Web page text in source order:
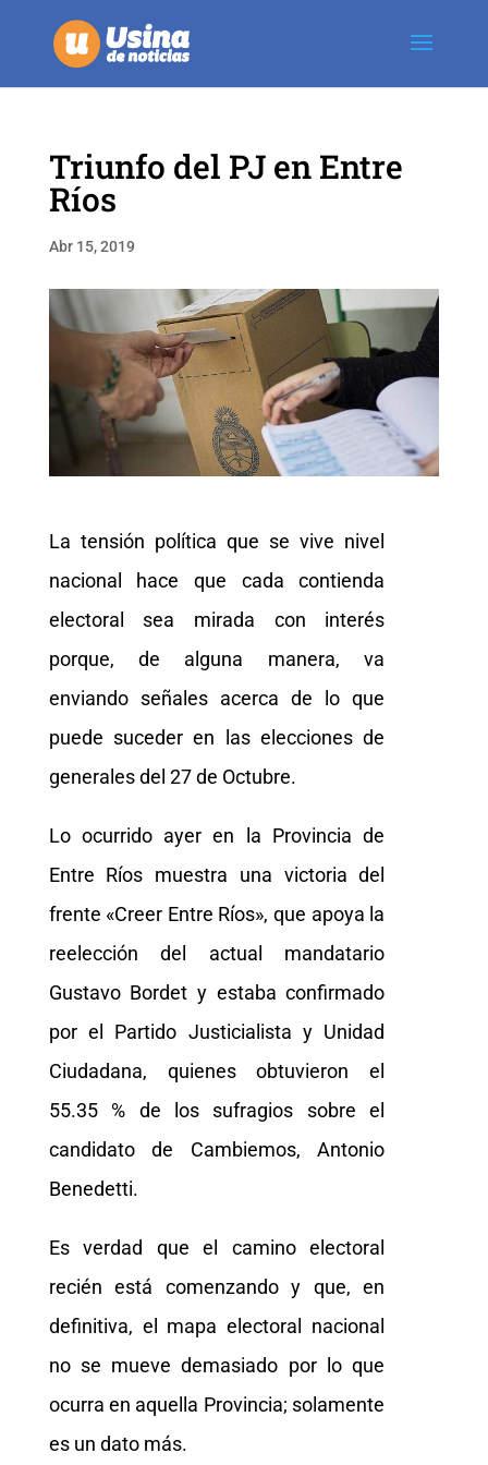
Triunfo del PJ en Entre
Ríos
Abr 15, 2019
La tensión política que se vive nivel
nacional hace que cada contienda
electoral sea mirada con interés
porque, de alguna manera, va
enviando señales acerca de lo que
puede suceder en las elecciones de
generales del 27 de Octubre.
Lo ocurrido ayer en la Provincia de
Entre Ríos muestra una victoria del
frente «Creer Entre Ríos», que apoya la
reelección del actual mandatario
Gustavo Bordet y estaba confirmado
por el Partido Justicialista y Unidad
Ciudadana, quienes obtuvieron el
55.35 % de los sufragios sobre el
candidato de Cambiemos, Antonio
Benedetti.
Es verdad que el camino electoral
recién está comenzando y que, en
definitiva, el mapa electoral nacional
no se mueve demasiado por lo que
ocurra en aquella Provincia; solamente
es un dato más.